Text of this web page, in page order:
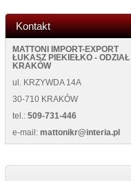
Kontakt
MATTONI IMPORT-EXPORT
ŁUKASZ PIEKIEŁKO - ODZIAŁ
KRAKÓW
ul. KRZYWDA 14A
30-710 KRAKÓW
tel.: 509-731-446
e-mail: mattonikr@interia.pl